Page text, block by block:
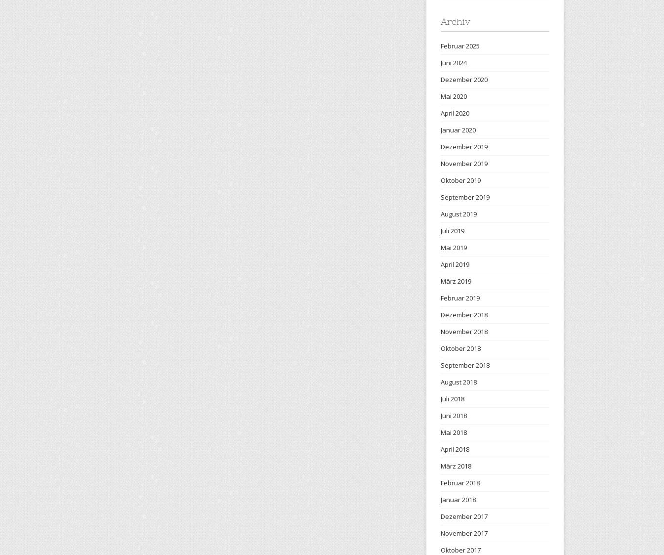
Archiv
Februar 2025
Juni 2024
Dezember 2020
Mai 2020
April 2020
Januar 2020
Dezember 2019
November 2019
Oktober 2019
September 2019
August 2019
Juli 2019
Mai 2019
April 2019
März 2019
Februar 2019
Dezember 2018
November 2018
Oktober 2018
September 2018
August 2018
Juli 2018
Juni 2018
Mai 2018
April 2018
März 2018
Februar 2018
Januar 2018
Dezember 2017
November 2017
Oktober 2017